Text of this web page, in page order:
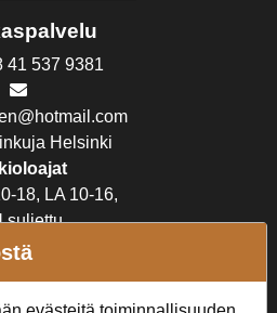
41 537 9381
Helsinki
18, LA 10-16,
suljettu